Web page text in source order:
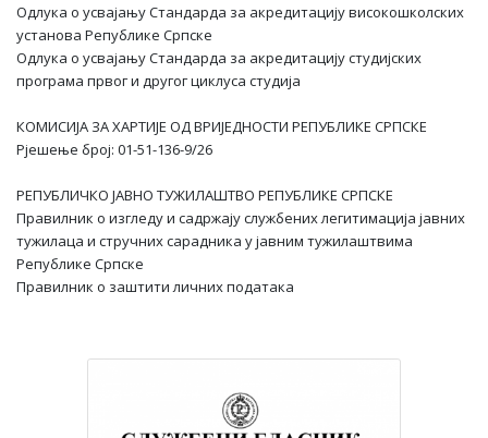
Одлука о усвајању Стандарда за акредитацију високошколских
установа Републике Српске
Одлука о усвајању Стандарда за акредитацију студијских
програма првог и другог циклуса студија
КОМИСИЈА ЗА ХАРТИЈЕ ОД ВРИЈЕДНОСТИ РЕПУБЛИКЕ СРПСКЕ
Рјешење број: 01-51-136-9/26
РЕПУБЛИЧКО ЈАВНО ТУЖИЛАШТВО РЕПУБЛИКЕ СРПСКЕ
Правилник о изгледу и садржају службених легитимација јавних
тужилаца и стручних сарадника у јавним тужилаштвима
Републике Српске
Правилник о заштити личних података